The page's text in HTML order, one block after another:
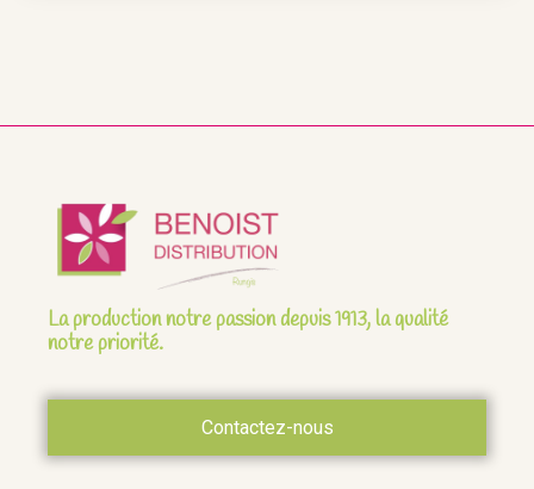
La production notre passion depuis 1913, la qualité
notre priorité.
Contactez-nous